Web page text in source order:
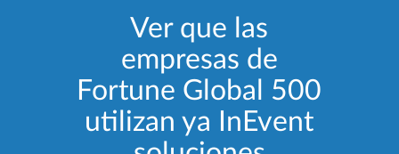
Ver que las
empresas de
Fortune Global 500
utilizan ya InEvent